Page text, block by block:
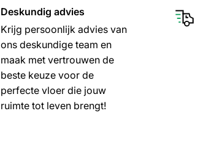
Deskundig advies
Krijg persoonlijk advies van
ons deskundige team en
maak met vertrouwen de
beste keuze voor de
perfecte vloer die jouw
ruimte tot leven brengt!